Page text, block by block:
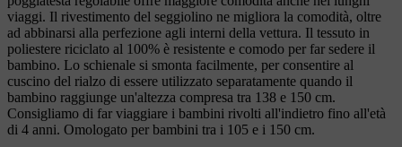
viaggi. Il rivestimento del seggiolino ne migliora la comodità, oltre
ad abbinarsi alla perfezione agli interni della vettura. Il tessuto in
poliestere riciclato al 100% è resistente e comodo per far sedere il
bambino. Lo schienale si smonta facilmente, per consentire al
cuscino del rialzo di essere utilizzato separatamente quando il
bambino raggiunge un'altezza compresa tra 138 e 150 cm.
Consigliamo di far viaggiare i bambini rivolti all'indietro fino all'età
di 4 anni. Omologato per bambini tra i 105 e i 150 cm.